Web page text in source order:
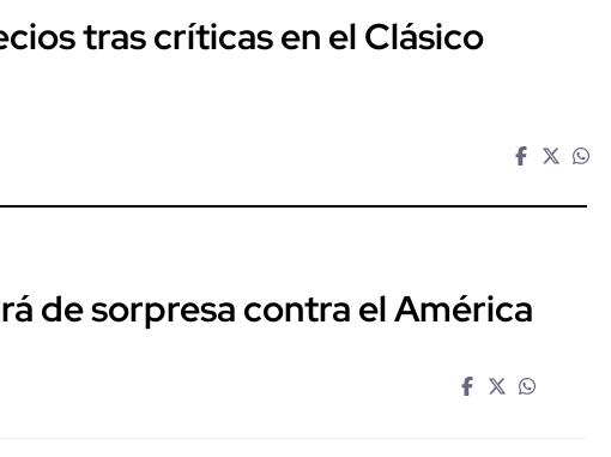
tras críticas en el Clásico
de sorpresa contra el América